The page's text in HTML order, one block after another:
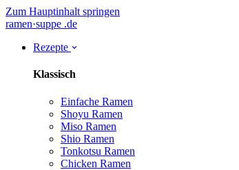
Zum Hauptinhalt springen
ramen·suppe .de
Rezepte
Klassisch
Einfache Ramen
Shoyu Ramen
Miso Ramen
Shio Ramen
Tonkotsu Ramen
Chicken Ramen